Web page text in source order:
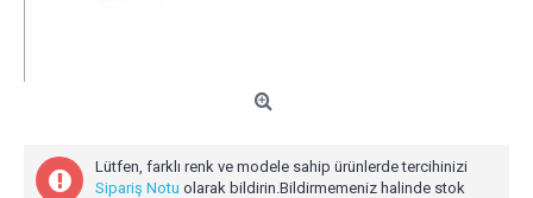
Lütfen, farklı renk ve modele sahip ürünlerde tercihinizi
Sipariş Notu olarak bildirin.Bildirmemeniz halinde stok